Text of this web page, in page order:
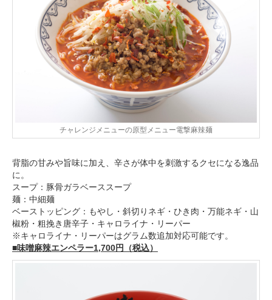
チャレンジメニューの原型メニュー電撃麻辣麺
背脂の甘みや旨味に加え、辛さが体中を刺激するクセになる逸品
に。
スープ：豚骨ガラベーススープ
麺：中細麺
ベーストッピング：もやし・斜切りネギ・ひき肉・万能ネギ・山
椒粉・粗挽き唐辛子・キャロライナ・リーパー
※キャロライナ・リーパーはグラム数追加対応可能です。
■味噌麻辣エンペラー1,700円（税込）